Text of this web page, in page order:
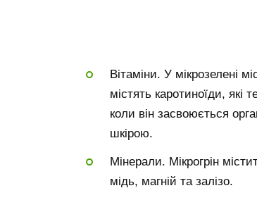
Вітаміни. У мікрозелені
містять каротиноїди, які
коли він засвоюється
шкірою.
Мінерали. Мікрогрін
мідь, магній та залізо.